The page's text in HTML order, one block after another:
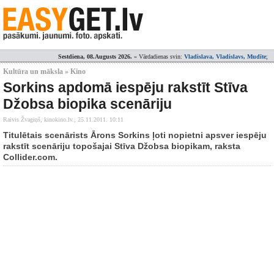
Sestdiena, 08.Augusts 2026. » Vārdadienas svin: Vladislava, Vladislavs, Mudīte;
Kultūra un māksla » Kino
Sorkins apdomā iespēju rakstīt Stīva
Džobsa biopika scenāriju
Raivis Žvagiņš, kinokino.lv., 25.11.2011. 10:11
Titulētais scenārists Ārons Sorkins ļoti nopietni apsver iespēju
rakstīt scenāriju topošajai Stīva Džobsa biopikam, raksta
Collider.com.